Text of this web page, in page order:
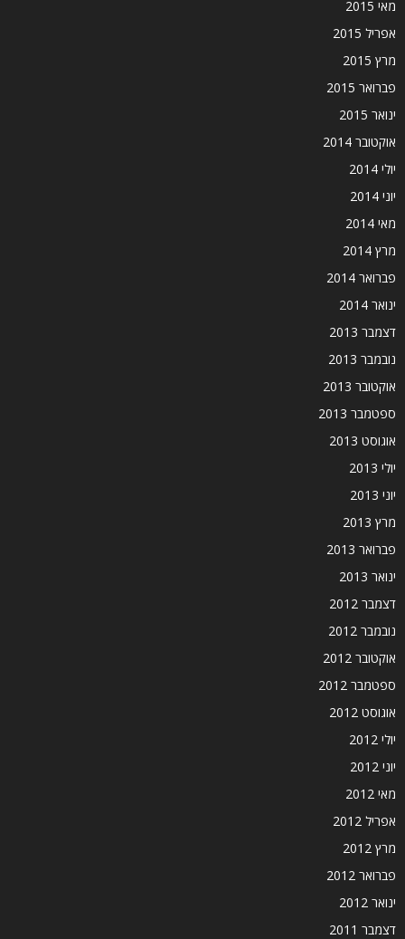
מאי 2015
אפריל 2015
מרץ 2015
פברואר 2015
ינואר 2015
אוקטובר 2014
יולי 2014
יוני 2014
מאי 2014
מרץ 2014
פברואר 2014
ינואר 2014
דצמבר 2013
נובמבר 2013
אוקטובר 2013
ספטמבר 2013
אוגוסט 2013
יולי 2013
יוני 2013
מרץ 2013
פברואר 2013
ינואר 2013
דצמבר 2012
נובמבר 2012
אוקטובר 2012
ספטמבר 2012
אוגוסט 2012
יולי 2012
יוני 2012
מאי 2012
אפריל 2012
מרץ 2012
פברואר 2012
ינואר 2012
דצמבר 2011